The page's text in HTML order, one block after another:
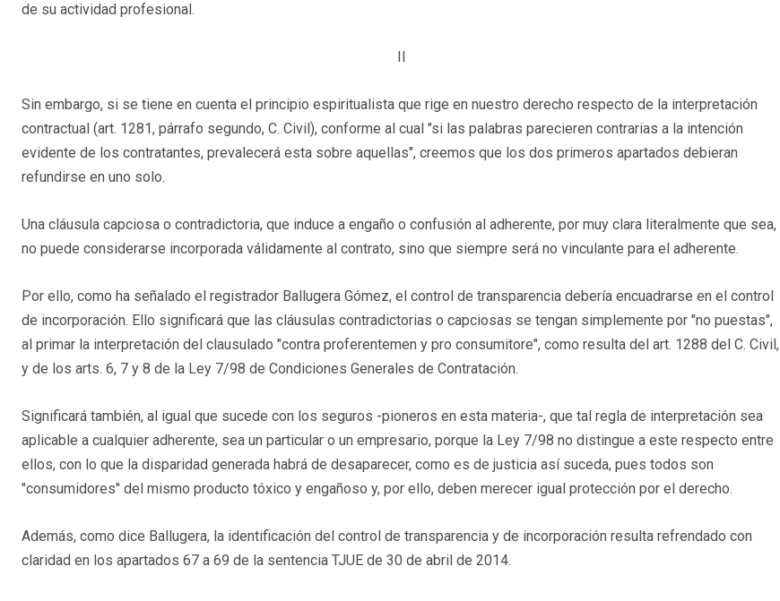
de su actividad profesional.
Sin embargo, si se tiene en cuenta el principio espiritualista que rige en nuestro derecho respecto de la interpretación
contractual (art. 1281, párrafo segundo, C. Civil), conforme al cual "si las palabras parecieren contrarias a la intención
evidente de los contratantes, prevalecerá esta sobre aquellas", creemos que los dos primeros apartados debieran
refundirse en uno solo.
Una cláusula capciosa o contradictoria, que induce a engaño o confusión al adherente, por muy clara literalmente que sea,
no puede considerarse incorporada válidamente al contrato, sino que siempre será no vinculante para el adherente.
Por ello, como ha señalado el registrador Ballugera Gómez, el control de transparencia debería encuadrarse en el control
de incorporación. Ello significará que las cláusulas contradictorias o capciosas se tengan simplemente por "no puestas",
al primar la interpretación del clausulado "contra proferentemen y pro consumitore", como resulta del art. 1288 del C. Civil,
y de los arts. 6, 7 y 8 de la Ley 7/98 de Condiciones Generales de Contratación.
Significará también, al igual que sucede con los seguros -pioneros en esta materia-, que tal regla de interpretación sea
aplicable a cualquier adherente, sea un particular o un empresario, porque la Ley 7/98 no distingue a este respecto entre
ellos, con lo que la disparidad generada habrá de desaparecer, como es de justicia así suceda, pues todos son
"consumidores" del mismo producto tóxico y engañoso y, por ello, deben merecer igual protección por el derecho.
Además, como dice Ballugera, la identificación del control de transparencia y de incorporación resulta refrendado con
claridad en los apartados 67 a 69 de la sentencia TJUE de 30 de abril de 2014.